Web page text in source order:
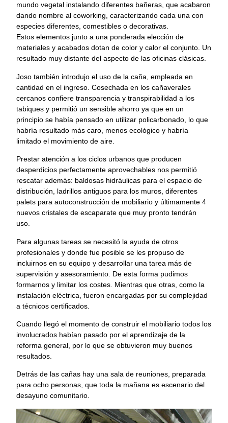
mundo vegetal instalando diferentes bañeras, que acabaron
dando nombre al coworking, caracterizando cada una con
especies diferentes, comestibles o decorativas.
Estos elementos junto a una ponderada elección de
materiales y acabados dotan de color y calor el conjunto. Un
resultado muy distante del aspecto de las oficinas clásicas.
Joso también introdujo el uso de la caña, empleada en
cantidad en el ingreso. Cosechada en los cañaverales
cercanos confiere transparencia y transpirabilidad a los
tabiques y permitió un sensible ahorro ya que en un
principio se había pensado en utilizar policarbonado, lo que
habría resultado más caro, menos ecológico y habría
limitado el movimiento de aire.
Prestar atención a los ciclos urbanos que producen
desperdicios perfectamente aprovechables nos permitió
rescatar además: baldosas hidráulicas para el espacio de
distribución, ladrillos antiguos para los muros, diferentes
palets para autoconstrucción de mobiliario y últimamente 4
nuevos cristales de escaparate que muy pronto tendrán
uso.
Para algunas tareas se necesitó la ayuda de otros
profesionales y donde fue posible se les propuso de
incluirnos en su equipo y desarrollar una tarea más de
supervisión y asesoramiento. De esta forma pudimos
formarnos y limitar los costes. Mientras que otras, como la
instalación eléctrica, fueron encargadas por su complejidad
a técnicos certificados.
Cuando llegó el momento de construir el mobiliario todos los
involucrados habían pasado por el aprendizaje de la
reforma general, por lo que se obtuvieron muy buenos
resultados.
Detrás de las cañas hay una sala de reuniones, preparada
para ocho personas, que toda la mañana es escenario del
desayuno comunitario.